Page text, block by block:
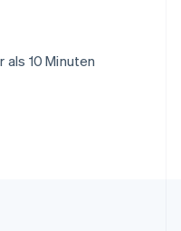
10 Minuten